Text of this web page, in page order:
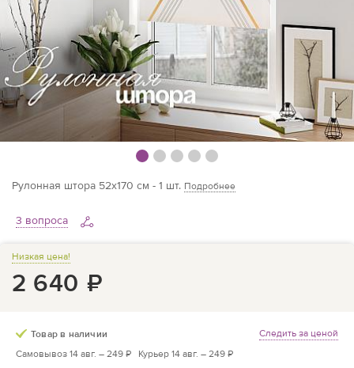
Рулонная штора 52х170 см - 1 шт. Подробнее
3 вопроса
Низкая цена!
2 640 ₽
Товар в наличии
Следить за ценой
Самовывоз 14 авг. – 249 ₽ Курьер 14 авг. – 249 ₽